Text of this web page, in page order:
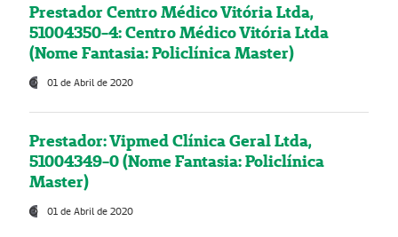
Prestador Centro Médico Vitória Ltda,
51004350-4: Centro Médico Vitória Ltda
(Nome Fantasia: Policlínica Master)
01 de Abril de 2020
Prestador: Vipmed Clínica Geral Ltda,
51004349-0 (Nome Fantasia: Policlínica
Master)
01 de Abril de 2020